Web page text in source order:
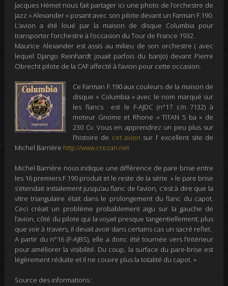
Jacques Hémet nous fait partager ici une photo de l’orchestre de
jazz « Alexander » posant avec son pilote devant un Farman F.190.
L’avion a été loué par la maison de disque Columbia pour
transporter l’orchestre à l’occasion du Tour de France 1932.
Maurice Alexander est assis au milieu de son orchestre ( avec
lequel Django Reinhardt jouait parfois du banjo) devant Pierre
Obrecht pilote de la CAF affecté à l’avion pour cette occasion.
Ce Farman F.190 aux couleurs de la maison de
disque « Columbia » avec le nom marqué sur
les flancs est le F-AJDC (n°17 c/n 7132) à
moteur Gnome et Rhone « TITAN 5 ba » de
230 Cv. Vous en apprendrez un peu plus sur
l’histoire de cet avion sur l’ excellent site de
Michel Barrière http://www.crezan.net
Michel Barrière nous indique une différence de pare brise entre
les 16 premiers F.190 produit et le reste de la série » le pare brise
s’étendait initialement jusqu’au flanc de l’avion, c’est à dire que la
vitre triangulaire était dans le prolongement du flanc du capot.
Ceci créait un problème probablement aigu sur la gauche de
l’avion, côté du pilote qui la voyait presque tangentiellement; plus
que voir à travers, il devait avoir dans certains cas un sacré reflet.
A partir du n°16 (F-AJBS), elle a donc été tournée vers l’intérieur
pour améliorer la visibilité. Du coup, la surface du pare-brise est
légèrement réduite et il ne couvre plus la totalité du capot. »
Source des informations :